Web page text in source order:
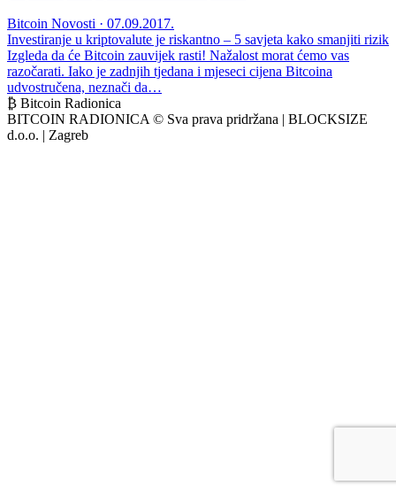
Bitcoin Novosti · 07.09.2017.
Investiranje u kriptovalute je riskantno – 5 savjeta kako smanjiti rizik
Izgleda da će Bitcoin zauvijek rasti! Nažalost morat ćemo vas
razočarati. Iako je zadnjih tjedana i mjeseci cijena Bitcoina
udvostručena, neznači da…
₿ Bitcoin Radionica
BITCOIN RADIONICA © Sva prava pridržana | BLOCKSIZE
d.o.o. | Zagreb